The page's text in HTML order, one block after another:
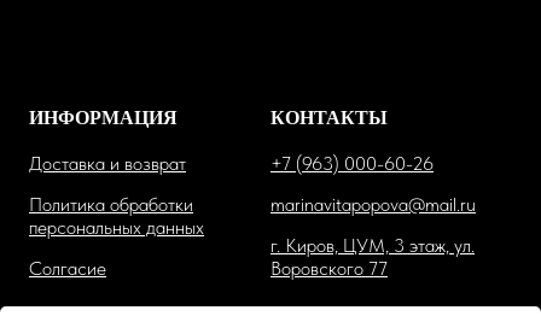
ИНФОРМАЦИЯ
Доставка и возврат
Политика обработки
персональных данных
Солгасие
КОНТАКТЫ
+7 (963) 000-60-26
marinavitapopova@mail.ru
г. Киров, ЦУМ, 3 этаж, ул.
Воровского 77